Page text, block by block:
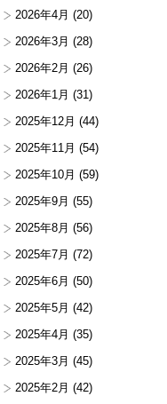
2026年4月 (20)
2026年3月 (28)
2026年2月 (26)
2026年1月 (31)
2025年12月 (44)
2025年11月 (54)
2025年10月 (59)
2025年9月 (55)
2025年8月 (56)
2025年7月 (72)
2025年6月 (50)
2025年5月 (42)
2025年4月 (35)
2025年3月 (45)
2025年2月 (42)